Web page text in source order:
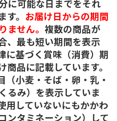
に可能な日までをそれ
。 お届け日からの期間
ません。 複数の商品が
、最も短い期間を表示
に基づく賞味（消費）期
品に記載しています。
（小麦・そば・卵・乳・
るみ）を表示していま
用していないにもかかわ
ンタミネーション）して